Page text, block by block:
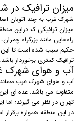
میزان ترافیک در
شهرک غرب به چند اتوبان
میزان ترافیکی که دراین
راه‌هایی مانند بزرگراه
حکیم سبب شده است تا این
ترافیک‌ کمتری برخوردار باشد.
آب و هوای شهرک
آب و هوای شهرک غرب
متفاوت می باشد. عده ای
تهران در نظر می گیرند؛
در این منطقه همواره